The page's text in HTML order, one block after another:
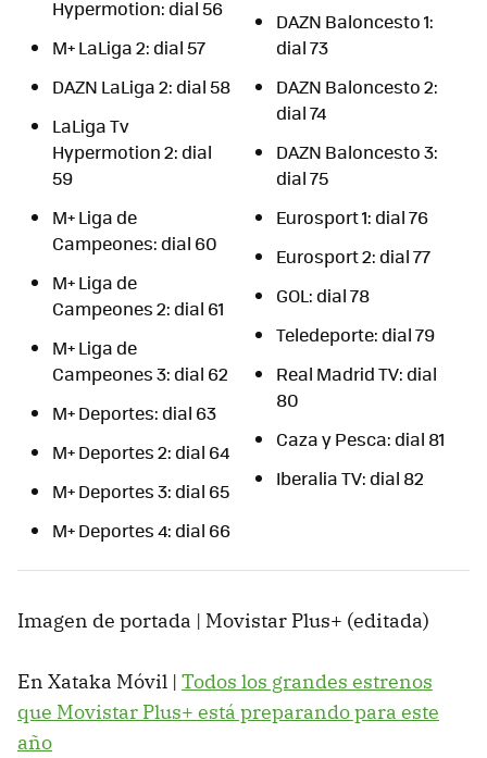
Hypermotion: dial 56
M+ LaLiga 2: dial 57
DAZN LaLiga 2: dial 58
LaLiga Tv
Hypermotion 2: dial
59
M+ Liga de
Campeones: dial 60
M+ Liga de
Campeones 2: dial 61
M+ Liga de
Campeones 3: dial 62
M+ Deportes: dial 63
M+ Deportes 2: dial 64
M+ Deportes 3: dial 65
M+ Deportes 4: dial 66
DAZN Baloncesto 1:
dial 73
DAZN Baloncesto 2:
dial 74
DAZN Baloncesto 3:
dial 75
Eurosport 1: dial 76
Eurosport 2: dial 77
GOL: dial 78
Teledeporte: dial 79
Real Madrid TV: dial
80
Caza y Pesca: dial 81
Iberalia TV: dial 82
Imagen de portada | Movistar Plus+ (editada)
En Xataka Móvil | Todos los grandes estrenos
que Movistar Plus+ está preparando para este
año